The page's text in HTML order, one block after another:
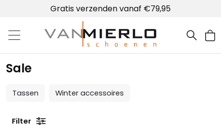
Gratis verzenden vanaf €79,95
Home | Van Mierlo schoenen
Sale
Tassen Winter accessoires
Filter